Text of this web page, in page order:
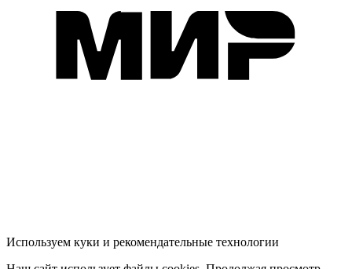
Используем куки и рекомендательные технологии